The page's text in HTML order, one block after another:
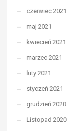
czerwiec 2021
maj 2021
kwiecień 2021
marzec 2021
luty 2021
styczeń 2021
grudzień 2020
Listopad 2020